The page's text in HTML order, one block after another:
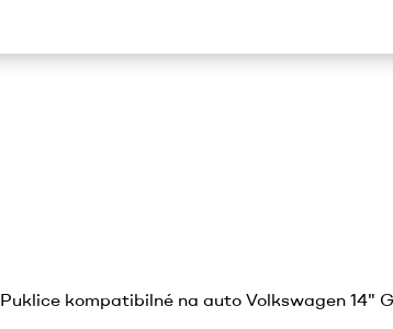
Puklice kompatibilné na auto Volkswagen 14"